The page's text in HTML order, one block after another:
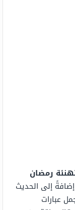
لعمتي 2026 اجمل تهنئة رمضان
إلى الحديث
عبارات